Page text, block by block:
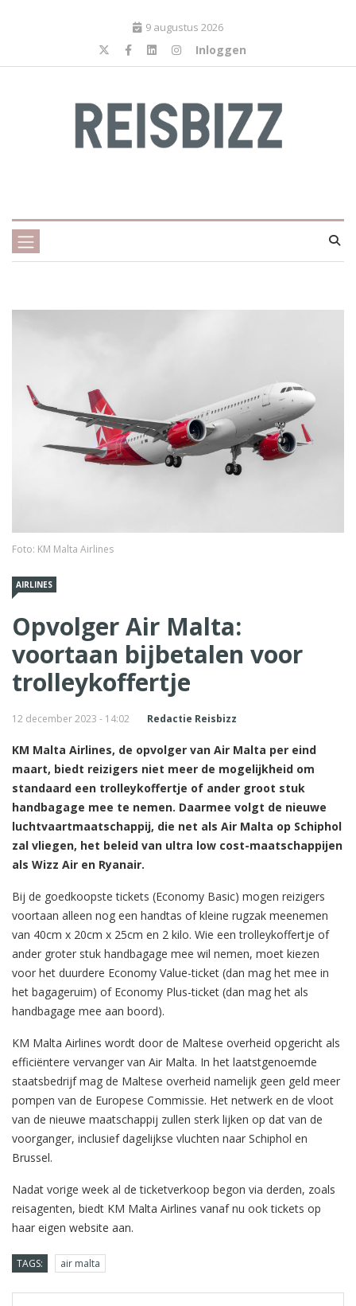
9 augustus 2026
Inloggen
Foto: KM Malta Airlines
AIRLINES
Opvolger Air Malta:
voortaan bijbetalen voor
trolleykoffertje
12 december 2023 - 14:02 Redactie Reisbizz
KM Malta Airlines, de opvolger van Air Malta per eind
maart, biedt reizigers niet meer de mogelijkheid om
standaard een trolleykoffertje of ander groot stuk
handbagage mee te nemen. Daarmee volgt de nieuwe
luchtvaartmaatschappij, die net als Air Malta op Schiphol
zal vliegen, het beleid van ultra low cost-maatschappijen
als Wizz Air en Ryanair.
Bij de goedkoopste tickets (Economy Basic) mogen reizigers
voortaan alleen nog een handtas of kleine rugzak meenemen
van 40cm x 20cm x 25cm en 2 kilo. Wie een trolleykoffertje of
ander groter stuk handbagage mee wil nemen, moet kiezen
voor het duurdere Economy Value-ticket (dan mag het mee in
het bagageruim) of Economy Plus-ticket (dan mag het als
handbagage mee aan boord).
KM Malta Airlines wordt door de Maltese overheid opgericht als
efficiëntere vervanger van Air Malta. In het laatstgenoemde
staatsbedrijf mag de Maltese overheid namelijk geen geld meer
pompen van de Europese Commissie. Het netwerk en de vloot
van de nieuwe maatschappij zullen sterk lijken op dat van de
voorganger, inclusief dagelijkse vluchten naar Schiphol en
Brussel.
Nadat vorige week al de ticketverkoop begon via derden, zoals
reisagenten, biedt KM Malta Airlines vanaf nu ook tickets op
haar eigen website aan.
TAGS: air malta